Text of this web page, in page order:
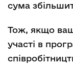
сума
Тож, якщо
участі в